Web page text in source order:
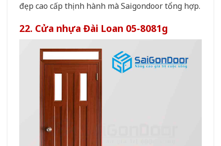
đẹp cao cấp thịnh hành mà Saigondoor tổng hợp.
22. Cửa nhựa Đài Loan 05-8081g